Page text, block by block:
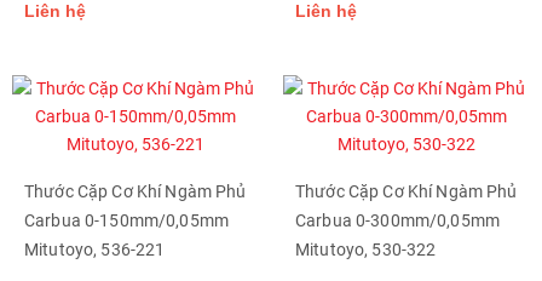
Liên hệ Liên hệ
Thước Cặp Cơ Khí Ngàm Phủ
Carbua 0-150mm/0,05mm
Mitutoyo, 536-221
Thước Cặp Cơ Khí Ngàm Phủ
Carbua 0-300mm/0,05mm
Mitutoyo, 530-322